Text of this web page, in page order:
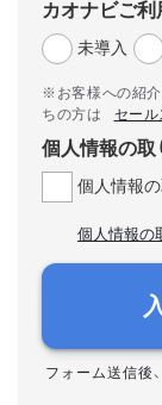
カオナビご利
未導入
※お客様への紹
ちの方は
セー
個人情報の取
個人情報
個人情報の
フォーム送信後